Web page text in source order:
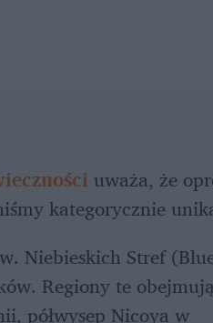
uważa, że
kategorycznie
Niebieskich Stref
Regiony te obejmują
półwysep Nicoya w